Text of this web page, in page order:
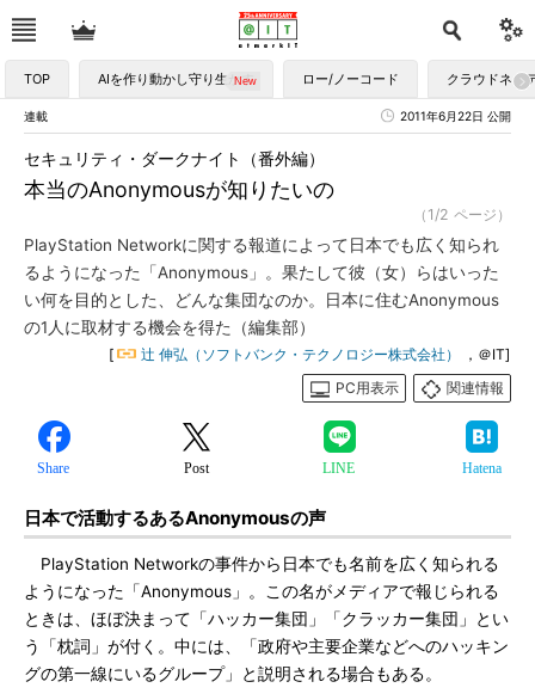
TOP AIを作り動かし守り生かす ロー/ノーコード クラウドネイ
連載 2011年6月22日 公開
本当のAnonymousが知りたいの
セキュリティ・ダークナイト（番外編）
（1/2 ページ）
PlayStation Networkに関する報道によって日本でも広く知られ
るようになった「Anonymous」。果たして彼（女）らはいった
い何を目的とした、どんな集団なのか。日本に住むAnonymous
の1人に取材する機会を得た（編集部）
[ 辻 伸弘（ソフトバンク・テクノロジー株式会社）
，＠IT]
PC用表示
関連情報
Share Post LINE Hatena
日本で活動するあるAnonymousの声
PlayStation Networkの事件から日本でも名前を広く知られる
ようになった「Anonymous」。この名がメディアで報じられる
ときは、ほぼ決まって「ハッカー集団」「クラッカー集団」とい
う「枕詞」が付く。中には、「政府や主要企業などへのハッキン
グの第一線にいるグループ」と説明される場合もある。